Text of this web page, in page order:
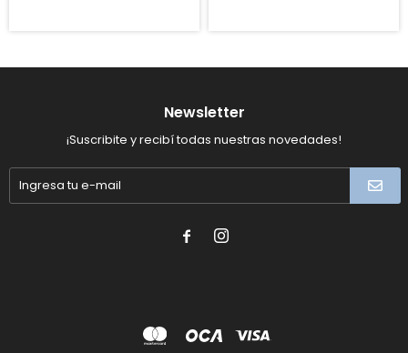
Newsletter
¡Suscribite y recibí todas nuestras novedades!
 